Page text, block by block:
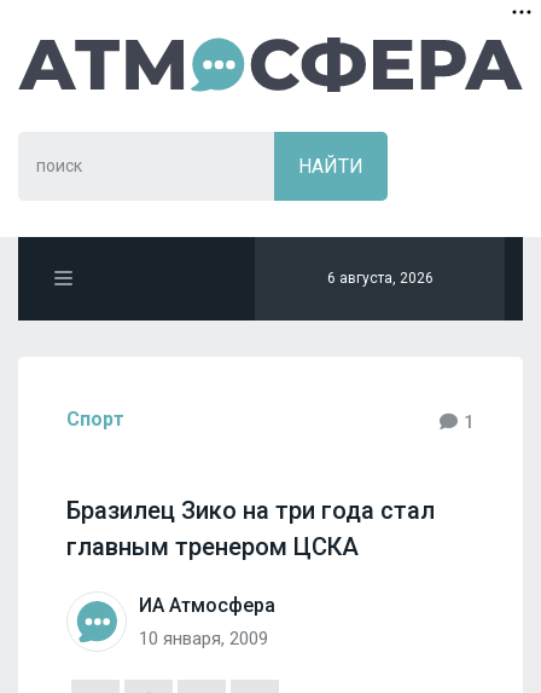
6 августа, 2026
Спорт 1
Бразилец Зико на три года стал
главным тренером ЦСКА
ИА Атмосфера
10 января, 2009